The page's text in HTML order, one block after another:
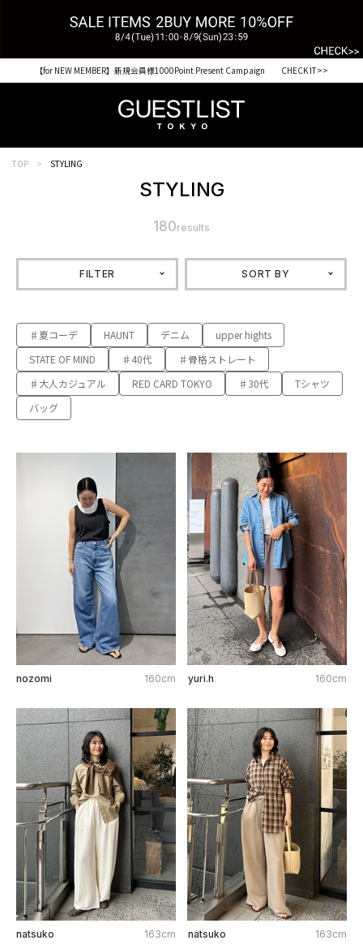
【for NEW MEMBER】新規会員様1000Point Present Campaign CHECK IT>>
TOP STYLING
STYLING
180results
FILTER SORT BY
♯夏コーデ HAUNT デニム
upper hights
STATE OF MIND
♯40代
♯骨格ストレート
♯大人カジュアル
RED CARD TOKYO ♯30代
Tシャツ
バッグ
nozomi 160cm yuri.h 160cm
natsuko 163cm natsuko 163cm